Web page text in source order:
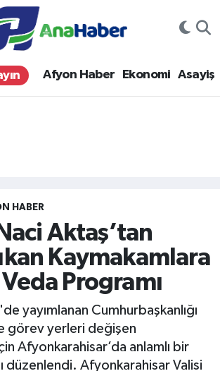
Afyon Haber Ekonomi Asayiş
HABER
Aktaş’tan
Kaymakamlara
Programı
yayımlanan Cumhurbaşkanlığı
görev yerleri değişen
Afyonkarahisar’da anlamlı bir
düzenlendi. Afyonkarahisar Valisi
Nöbetçi Eczaneler
Hava Durumu
Namaz Vakitleri
Trafik Yoğunluk Haritası
Haberleri